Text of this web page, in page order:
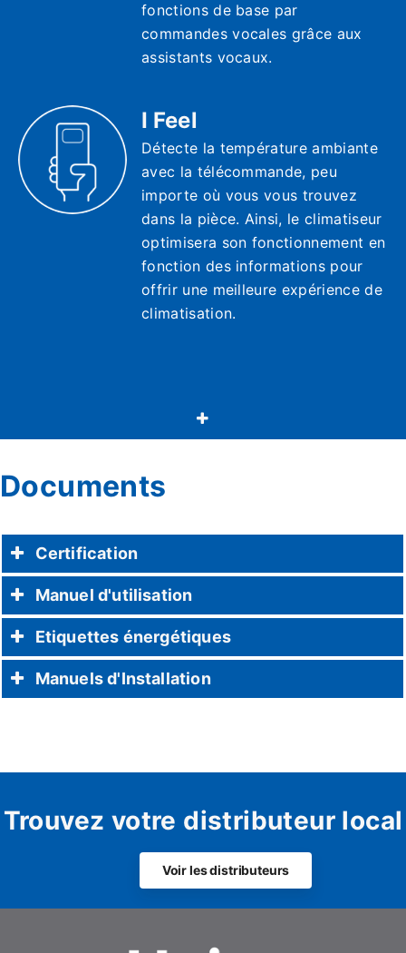
fonctions de base par
commandes vocales grâce aux
assistants vocaux.
I Feel
Détecte la température ambiante
avec la télécommande, peu
importe où vous vous trouvez
dans la pièce. Ainsi, le climatiseur
optimisera son fonctionnement en
fonction des informations pour
offrir une meilleure expérience de
climatisation.
Documents
Certification
Manuel d'utilisation
Etiquettes énergétiques
Manuels d'Installation
Trouvez votre distributeur local
Voir les distributeurs